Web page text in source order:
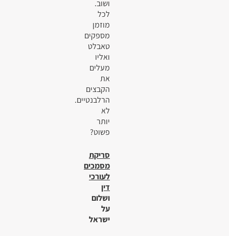
ושוב.
לכל
מוזמן
מספקים
טאבלט
ואליו
מעלים
את
הקבצים
הרלבנטיים.
לא
יותר
פשוט?
סריקת
מסמכים
לעורכי
דין
ושלום
על
ישראל